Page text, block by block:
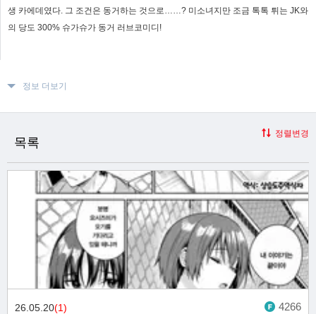
생 카에데였다. 그 조건은 동거하는 것으로……? 미소녀지만 조금 톡톡 튀는 JK와
의 당도 300% 슈가슈가 동거 러브코미디!
정보 더보기
목록
정렬변경
26.05.20(1) 4266